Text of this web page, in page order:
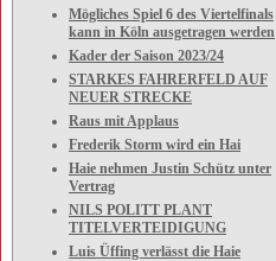
Mögliches Spiel 6 des Viertelfinals
kann in Köln ausgetragen werden
Kader der Saison 2023/24
STARKES FAHRERFELD AUF
NEUER STRECKE
Raus mit Applaus
Frederik Storm wird ein Hai
Haie nehmen Justin Schütz unter
Vertrag
NILS POLITT PLANT
TITELVERTEIDIGUNG
Luis Üffing verlässt die Haie